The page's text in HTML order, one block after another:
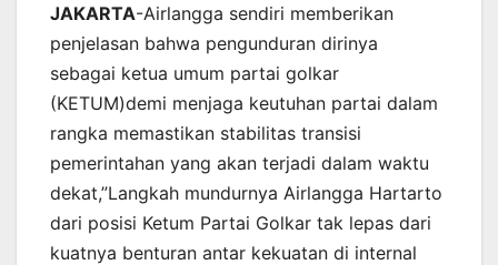
JAKARTA-Airlangga sendiri memberikan
penjelasan bahwa pengunduran dirinya
sebagai ketua umum partai golkar
(KETUM)demi menjaga keutuhan partai dalam
rangka memastikan stabilitas transisi
pemerintahan yang akan terjadi dalam waktu
dekat,”Langkah mundurnya Airlangga Hartarto
dari posisi Ketum Partai Golkar tak lepas dari
kuatnya benturan antar kekuatan di internal